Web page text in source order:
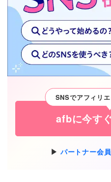
SNSでアフィリ
afbに今す
パートナー会